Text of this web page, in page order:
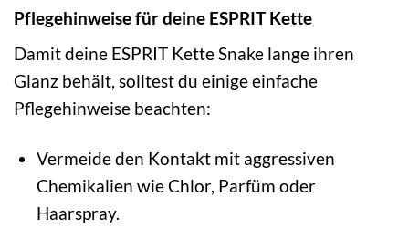
Pflegehinweise für deine ESPRIT Kette
Damit deine ESPRIT Kette Snake lange ihren
Glanz behält, solltest du einige einfache
Pflegehinweise beachten:
Vermeide den Kontakt mit aggressiven
Chemikalien wie Chlor, Parfüm oder
Haarspray.